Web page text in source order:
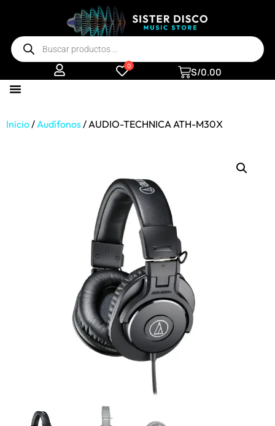
0 S/0.00
Inicio/Audífonos/ AUDIO-TECHNICA ATH-M30X